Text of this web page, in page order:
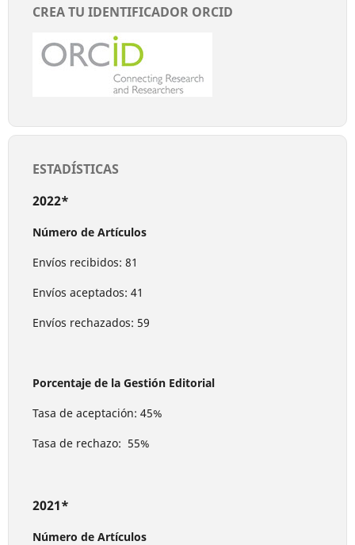
CREA TU IDENTIFICADOR ORCID
ESTADÍSTICAS
2022*
Número de Artículos
Envíos recibidos: 81
Envíos aceptados: 41
Envíos rechazados: 59
Porcentaje de la Gestión Editorial
Tasa de aceptación: 45%
Tasa de rechazo: 55%
2021*
Número de Artículos